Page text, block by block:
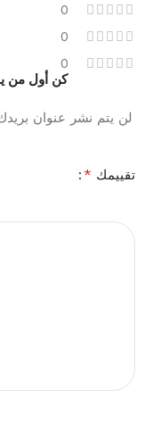
0
0
0
كن أول من
لن يتم نشر عنوان
تقييمك *